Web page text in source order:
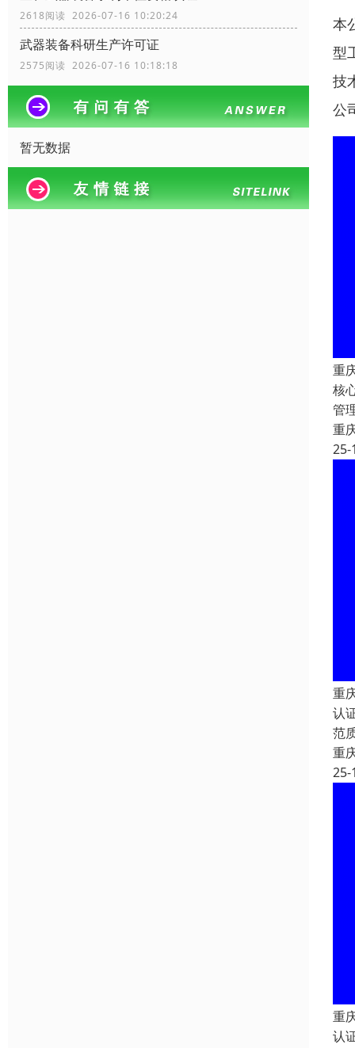
2618阅读 2026-07-16 10:20:24
武器装备科研生产许可证
2575阅读 2026-07-16 10:18:18
暂无数据
本
型
技
公
重
核
管
重
25-
重
认
范
重
25-
重
认